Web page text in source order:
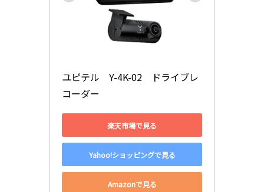
ユピテル　Y-4K-02　ドライブレ
コーダー
楽天市場で見る
Yahoo!ショッピングで見る
Amazonで見る